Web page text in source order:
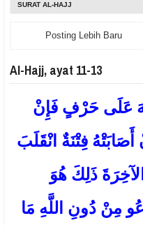
SURAT AL-HAJJ
Posting Lebih Baru
Al-Hajj, ayat 11-13
عَلَى حَرْفٍ فَإِنْ
فِتْنَةٌ انْقَلَبَ
ذَلِكَ هُوَ
الْمُبِينُ (11) يَدْعُو مِنْ دُونِ اللَّهِ مَا